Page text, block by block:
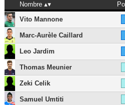
Nombre
Vito Mannone
Marc-Aurèle Caillard
Leo Jardim
Thomas Meunier
Zeki Celik
Samuel Umtiti